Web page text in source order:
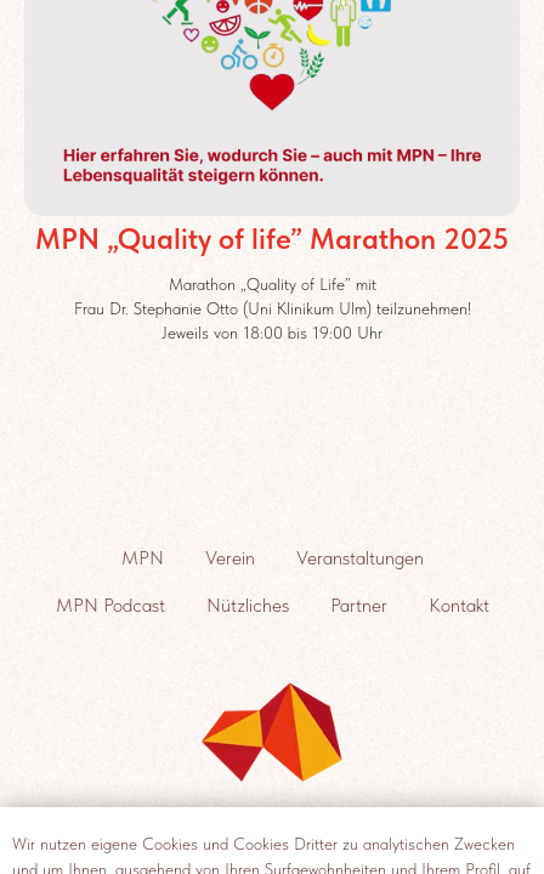
Wir nutzen eigene Cookies und Cookies Dritter zu analytischen Zwecken
und um Ihnen, ausgehend von Ihren Surfgewohnheiten und Ihrem Profil, auf
MPN „Quality of life” Marathon 2025
Marathon „Quality of Life” mit
Frau Dr. Stephanie Otto (Uni Klinikum Ulm) teilzunehmen!
Jeweils von 18:00 bis 19:00 Uhr
MPN Verein Veranstaltungen
MPN Podcast Nützliches Partner Kontakt